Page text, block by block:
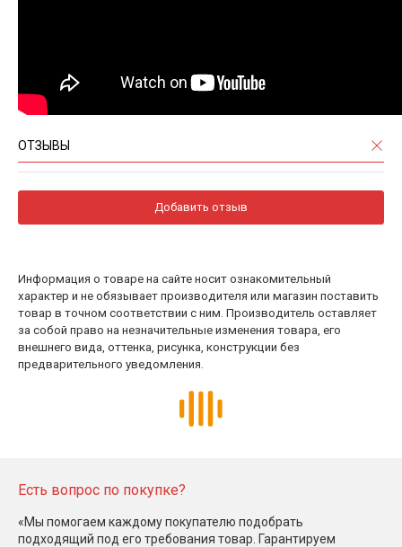
ОТЗЫВЫ
Добавить отзыв
Информация о товаре на сайте носит ознакомительный
характер и не обязывает производителя или магазин поставить
товар в точном соответствии с ним. Производитель оставляет
за собой право на незначительные изменения товара, его
внешнего вида, оттенка, рисунка, конструкции без
предварительного уведомления.
Есть вопрос по покупке?
«Мы помогаем каждому покупателю подобрать
подходящий под его требования товар. Гарантируем